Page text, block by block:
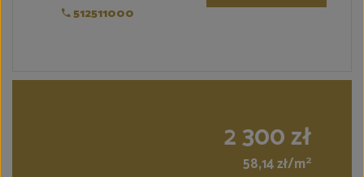
512511000
2 300 zł
58,14 zł/m2